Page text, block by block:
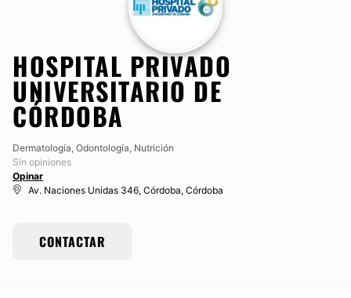
HOSPITAL PRIVADO
UNIVERSITARIO DE
CÓRDOBA
Dermatología, Odontología, Nutrición
Sin opiniones
Opinar
Av. Naciones Unidas 346, Córdoba, Córdoba
CONTACTAR